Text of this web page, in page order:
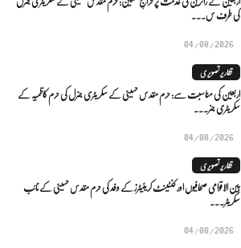
کی طرف س...
04/08/2026
تقاریر تصویری
اربعین کی مناسبت سے: حرم مقدس حسینی کے سکریٹری جنرل کی حرم کاظمیہ کے
سکریٹری جنر...
04/08/2026
تقاریر تصویری
بین الاقوامی صحافیوں اور کنٹینٹ کریئیٹرز کے وفد کی حرم مقدس حسینی کے نائب
سکریٹر...
04/08/2026